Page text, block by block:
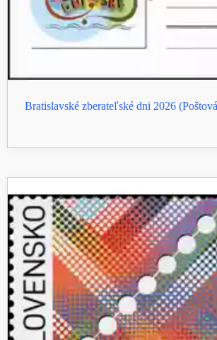
Bratislavské zberateľské dni 2026